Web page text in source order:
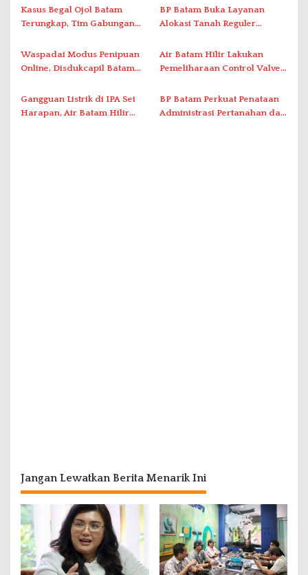
o
Pelayanan Kefarmasian
Administrasi ke Pusat
Kasus Begal Ojol Batam
Terungkap, Tim Gabungan
Simpang Dam
BP Batam Buka Layanan
Alokasi Tanah Reguler
Waspadai Modus Penipuan
Online, Disdukcapil Batam
Tatap Muka
Air Batam Hilir Lakukan
Pemeliharaan Control Valve,
Gangguan Listrik di IPA Sei
Harapan, Air Batam Hilir
BP Batam Perkuat Penataan
Administrasi Pertanahan dan
Jangan Lewatkan Berita Menarik Ini